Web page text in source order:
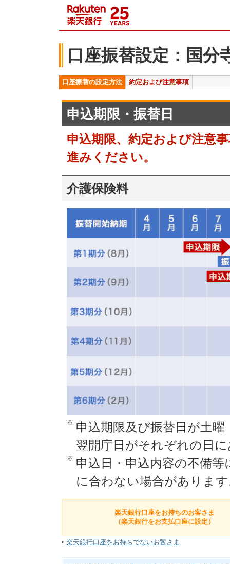
口座振替設定：国
口座振替の設定方法 約定および注意事項
申込期限・振替日
申込期限、約定および注意
進みください。
介護保険料
※ 申込期限及び振替日が土
翌開庁日がそれぞれの日
※ 申込日・申込内容の不備
に合わない場合がありま
楽天銀行口座をお持ちのお客さま
（楽天銀行をお支払口座に設定）
楽天銀行口座をお持ちでないお客さま